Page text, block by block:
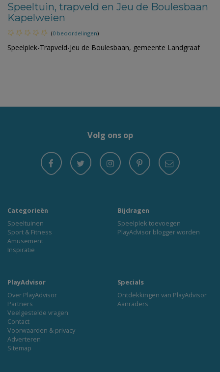
Speeltuin, trapveld en Jeu de Boulesbaan
Kapelweien
(0 beoordelingen)
Speelplek-Trapveld-Jeu de Boulesbaan, gemeente Landgraaf
Volg ons op
Categorieën
Speeltuinen
Sport & Fitness
Amusement
Inspiratie
Bijdragen
Speelplek toevoegen
PlayAdvisor blogger worden
PlayAdvisor
Over PlayAdvisor
Partners
Veelgestelde vragen
Contact
Voorwaarden & privacy
Adverteren
Sitemap
Specials
Ontdekkingen van PlayAdvisor
Aanraders